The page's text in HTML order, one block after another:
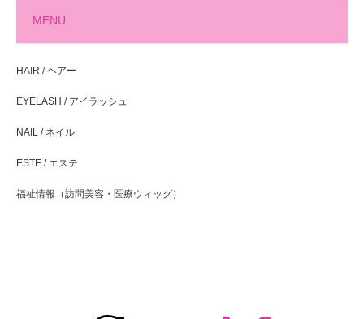
MENU
HAIR / ヘアー
EYELASH / アイラッシュ
NAIL / ネイル
ESTE / エステ
福祉情報（訪問美容・医療ウィッグ）